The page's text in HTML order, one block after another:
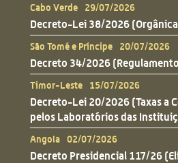
Cabo Verde 29/07/2026
Decreto-Lei 38/2026
São Tomé e Príncipe 20/07/2026
Decreto 34/2026
Timor-Leste 15/07/2026
Decreto-Lei 20/2026 (Taxas a
pelos Laboratórios das
Angola 02/07/2026
Decreto Presidencial 117/26